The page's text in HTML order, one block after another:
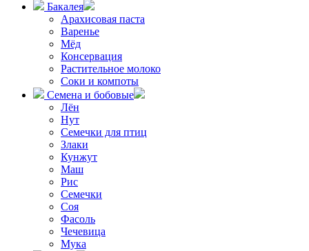
Бакалея
Арахисовая паста
Варенье
Мёд
Консервация
Растительное молоко
Соки и компоты
Семена и бобовые
Лён
Нут
Семечки для птиц
Злаки
Кунжут
Маш
Рис
Семечки
Соя
Фасоль
Чечевица
Мука